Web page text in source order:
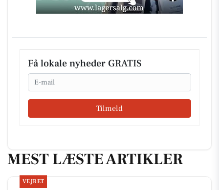
Få lokale nyheder GRATIS
Email
Tilmeld
MEST LÆSTE ARTIKLER
VEJRET